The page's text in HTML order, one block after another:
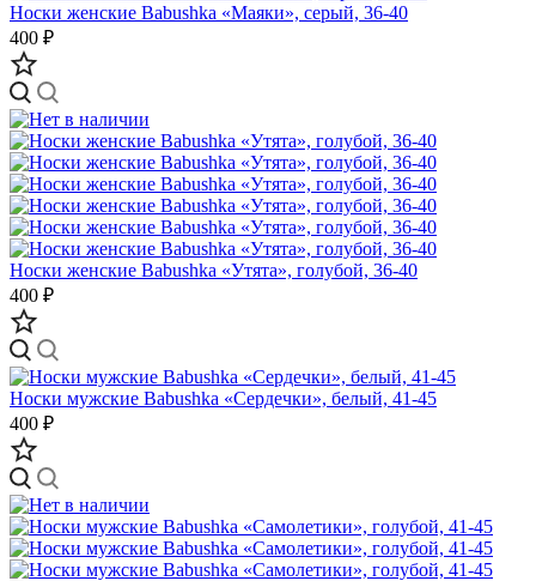
Носки женские Babushka «Маяки», серый, 36-40
400 ₽
Носки женские Babushka «Утята», голубой, 36-40
400 ₽
Носки мужские Babushka «Сердечки», белый, 41-45
400 ₽